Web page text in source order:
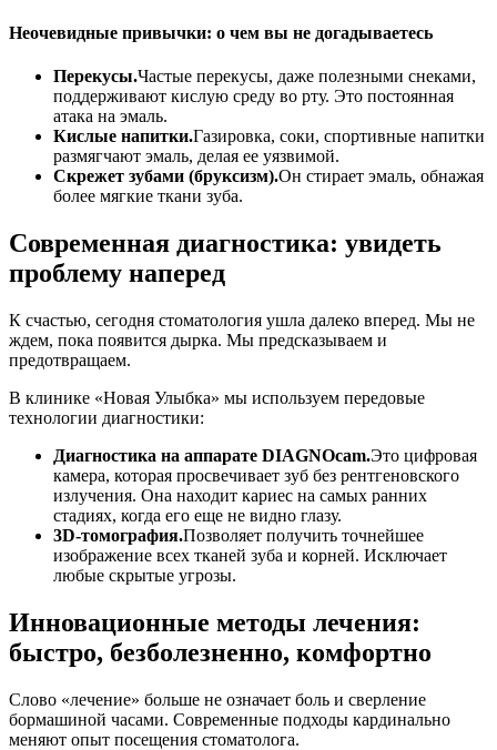
Неочевидные привычки: о чем вы не догадываетесь
Перекусы.Частые перекусы, даже полезными снеками,
поддерживают кислую среду во рту. Это постоянная
атака на эмаль.
Кислые напитки.Газировка, соки, спортивные напитки
размягчают эмаль, делая ее уязвимой.
Скрежет зубами (бруксизм).Он стирает эмаль, обнажая
более мягкие ткани зуба.
Современная диагностика: увидеть
проблему наперед
К счастью, сегодня стоматология ушла далеко вперед. Мы не
ждем, пока появится дырка. Мы предсказываем и
предотвращаем.
В клинике «Новая Улыбка» мы используем передовые
технологии диагностики:
Диагностика на аппарате DIAGNOcam.Это цифровая
камера, которая просвечивает зуб без рентгеновского
излучения. Она находит кариес на самых ранних
стадиях, когда его еще не видно глазу.
3D-томография.Позволяет получить точнейшее
изображение всех тканей зуба и корней. Исключает
любые скрытые угрозы.
Инновационные методы лечения:
быстро, безболезненно, комфортно
Слово «лечение» больше не означает боль и сверление
бормашиной часами. Современные подходы кардинально
меняют опыт посещения стоматолога.